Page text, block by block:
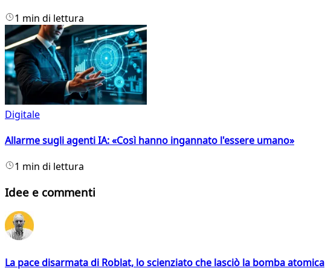
1 min di lettura
Digitale
Allarme sugli agenti IA: «Così hanno ingannato l'essere umano»
1 min di lettura
Idee e commenti
La pace disarmata di Roblat, lo scienziato che lasciò la bomba atomica